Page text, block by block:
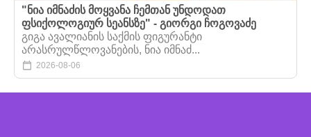
"ნია იმნაძის მოყვანა ჩემთან უნდოდათ
ფსიქოლოგიურ სეანსზე" - გიორგი ჩოგოვაძე
გიგა ავალიანის საქმის ფიგურანტი
არასრულწლოვანების, ნია იმნაძ...
2026-08-06